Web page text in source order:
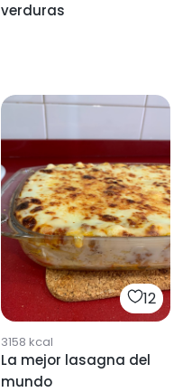
verduras
12
3158 kcal
La mejor lasagna del
mundo